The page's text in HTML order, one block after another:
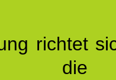
richtet